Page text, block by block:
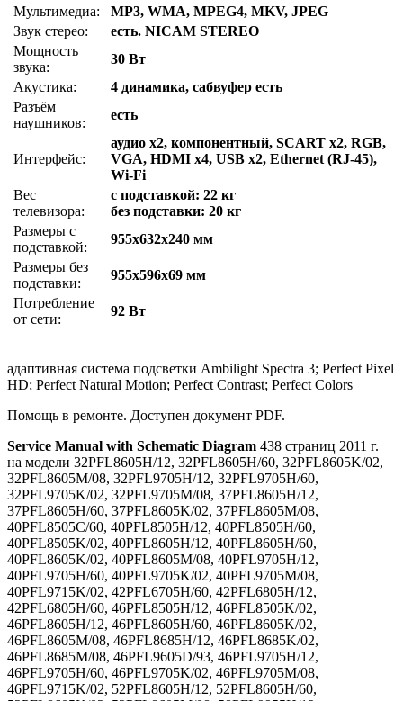
Мультимедиа:
MP3, WMA, MPEG4, MKV, JPEG
Звук стерео:
есть. NICAM STEREO
Мощность
звука:
30 Вт
Акустика:
4 динамика, сабвуфер есть
Разъём
наушников:
есть
Интерфейс:
аудио x2, компонентный, SCART x2, RGB,
VGA, HDMI x4, USB x2, Ethernet (RJ-45),
Wi-Fi
Вес
телевизора:
с подставкой: 22 кг
без подставки: 20 кг
Размеры с
подставкой:
955x632x240 мм
Размеры без
подставки:
955x596x69 мм
Потребление
от сети:
92 Вт
адаптивная система подсветки Ambilight Spectra 3; Perfect Pixel
HD; Perfect Natural Motion; Perfect Contrast; Perfect Colors
Помощь в ремонте. Доступен документ PDF.
Service Manual with Schematic Diagram 438 страниц 2011 г.
на модели 32PFL8605H/12, 32PFL8605H/60, 32PFL8605K/02,
32PFL8605M/08, 32PFL9705H/12, 32PFL9705H/60,
32PFL9705K/02, 32PFL9705M/08, 37PFL8605H/12,
37PFL8605H/60, 37PFL8605K/02, 37PFL8605M/08,
40PFL8505C/60, 40PFL8505H/12, 40PFL8505H/60,
40PFL8505K/02, 40PFL8605H/12, 40PFL8605H/60,
40PFL8605K/02, 40PFL8605M/08, 40PFL9705H/12,
40PFL9705H/60, 40PFL9705K/02, 40PFL9705M/08,
40PFL9715K/02, 42PFL6705H/60, 42PFL6805H/12,
42PFL6805H/60, 46PFL8505H/12, 46PFL8505K/02,
46PFL8605H/12, 46PFL8605H/60, 46PFL8605K/02,
46PFL8605M/08, 46PFL8685H/12, 46PFL8685K/02,
46PFL8685M/08, 46PFL9605D/93, 46PFL9705H/12,
46PFL9705H/60, 46PFL9705K/02, 46PFL9705M/08,
46PFL9715K/02, 52PFL8605H/12, 52PFL8605H/60,